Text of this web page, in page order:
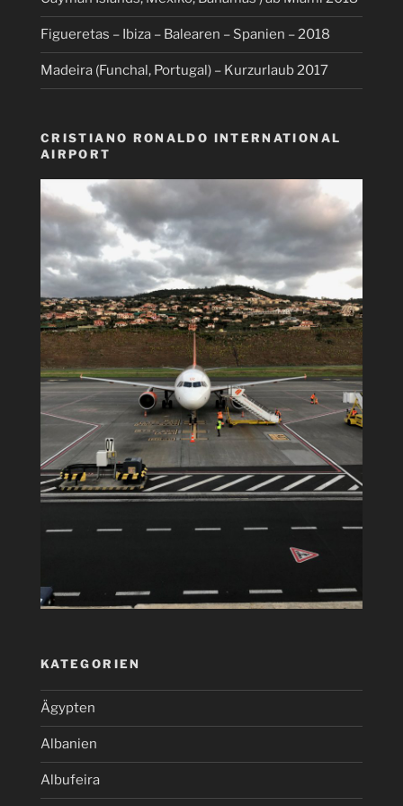
Figueretas – Ibiza – Balearen – Spanien – 2018
Madeira (Funchal, Portugal) – Kurzurlaub 2017
CRISTIANO RONALDO INTERNATIONAL
AIRPORT
KATEGORIEN
Ägypten
Albanien
Albufeira